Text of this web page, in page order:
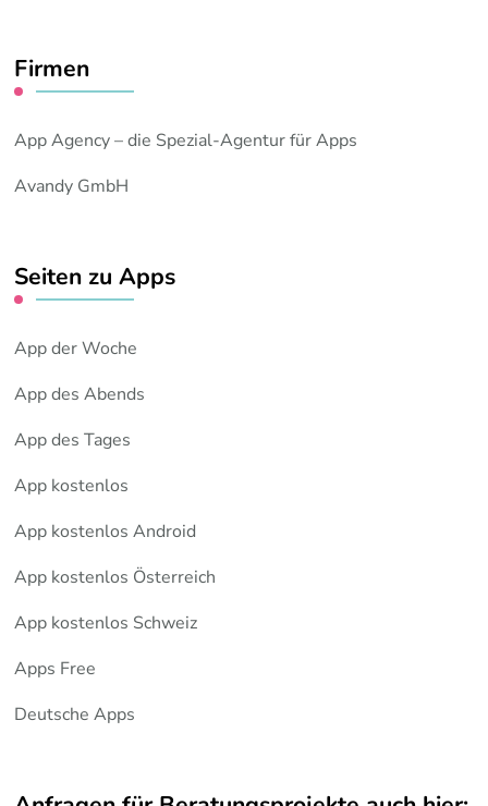
Firmen
App Agency – die Spezial-Agentur für Apps
Avandy GmbH
Seiten zu Apps
App der Woche
App des Abends
App des Tages
App kostenlos
App kostenlos Android
App kostenlos Österreich
App kostenlos Schweiz
Apps Free
Deutsche Apps